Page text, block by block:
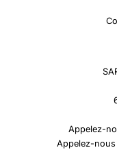
Appelez-
Appelez-